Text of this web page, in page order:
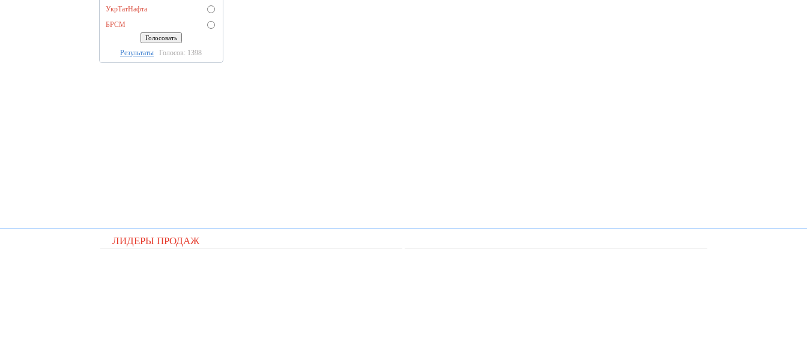
УкрТатНафта
БРСМ
Результаты Голосов: 1398
ЛИДЕРЫ ПРОДАЖ